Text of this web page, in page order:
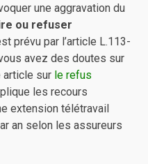
une aggravation du
ou refuser
prévu par l’article L.113-
avez des doutes sur
article sur le refus
les recours
extension télétravail
an selon les assureurs